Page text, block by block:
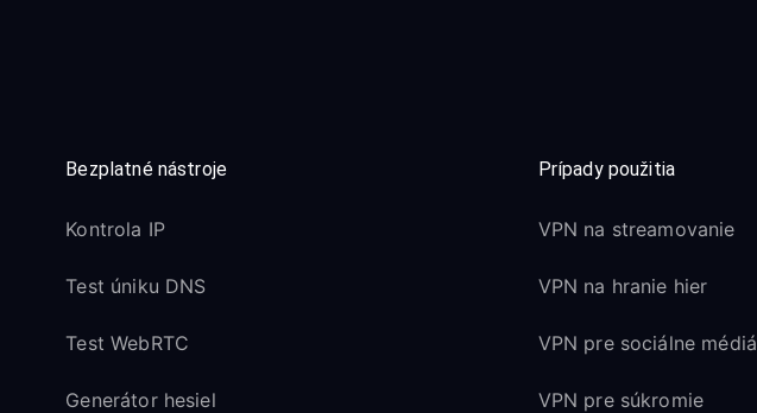
Bezplatné nástroje
Kontrola IP
Test úniku DNS
Test WebRTC
Generátor hesiel
Prípady použitia
VPN na streamovanie
VPN na hranie hier
VPN pre sociálne médiá
VPN pre súkromie